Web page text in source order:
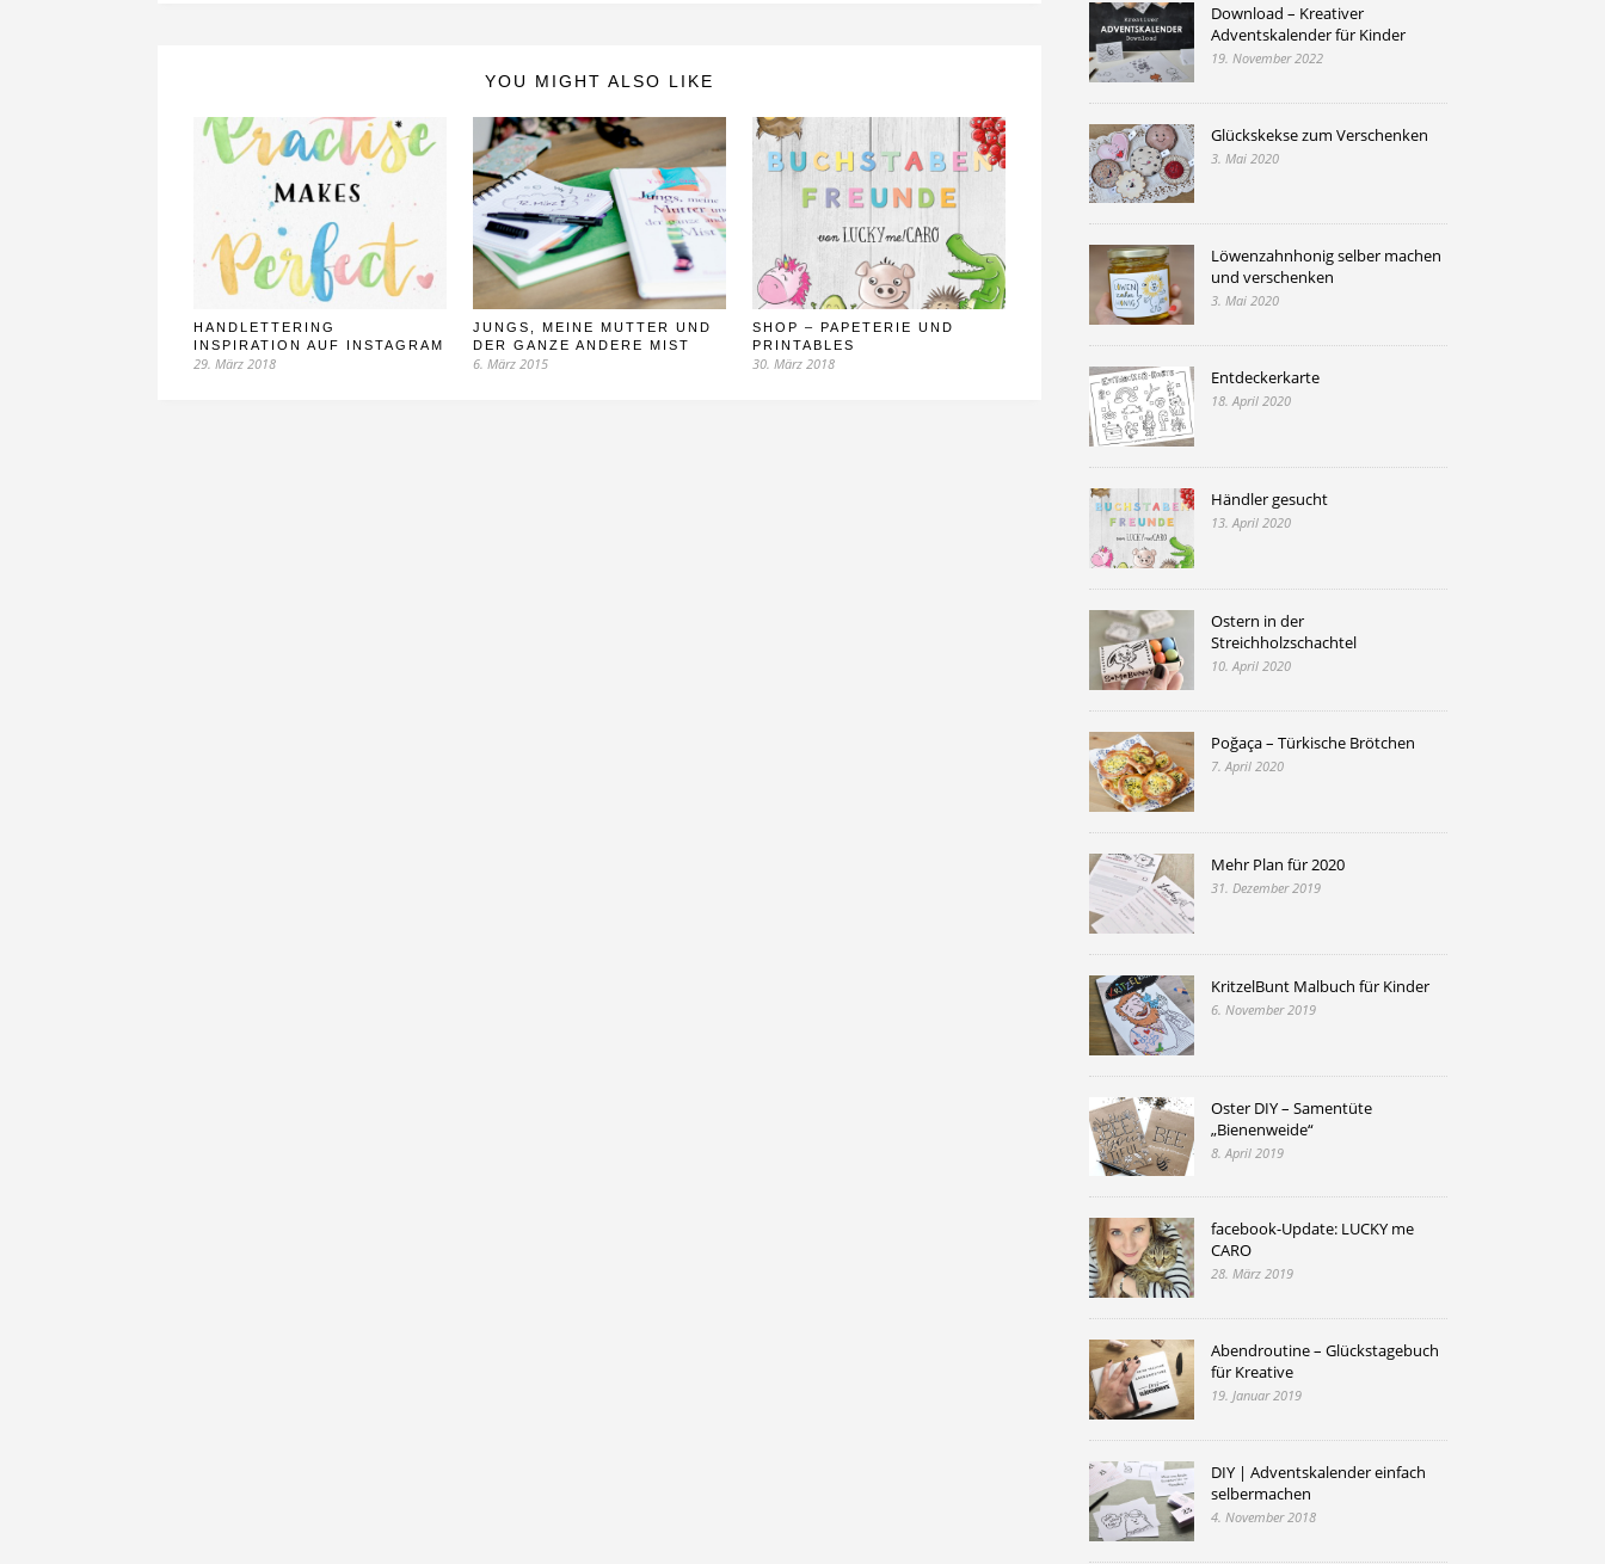
YOU MIGHT ALSO LIKE
HANDLETTERING
INSPIRATION AUF INSTAGRAM
29. März 2018
JUNGS, MEINE MUTTER UND
DER GANZE ANDERE MIST
6. März 2015
SHOP – PAPETERIE UND
PRINTABLES
30. März 2018
Download – Kreativer
Adventskalender für Kinder
19. November 2022
Glückskekse zum Verschenken
3. Mai 2020
Löwenzahnhonig selber machen
und verschenken
3. Mai 2020
Entdeckerkarte
18. April 2020
Händler gesucht
13. April 2020
Ostern in der
Streichholzschachtel
10. April 2020
Poğaça – Türkische Brötchen
7. April 2020
Mehr Plan für 2020
31. Dezember 2019
KritzelBunt Malbuch für Kinder
6. November 2019
Oster DIY – Samentüte
„Bienenweide“
8. April 2019
facebook-Update: LUCKY me
CARO
28. März 2019
Abendroutine – Glückstagebuch
für Kreative
19. Januar 2019
DIY | Adventskalender einfach
selbermachen
4. November 2018